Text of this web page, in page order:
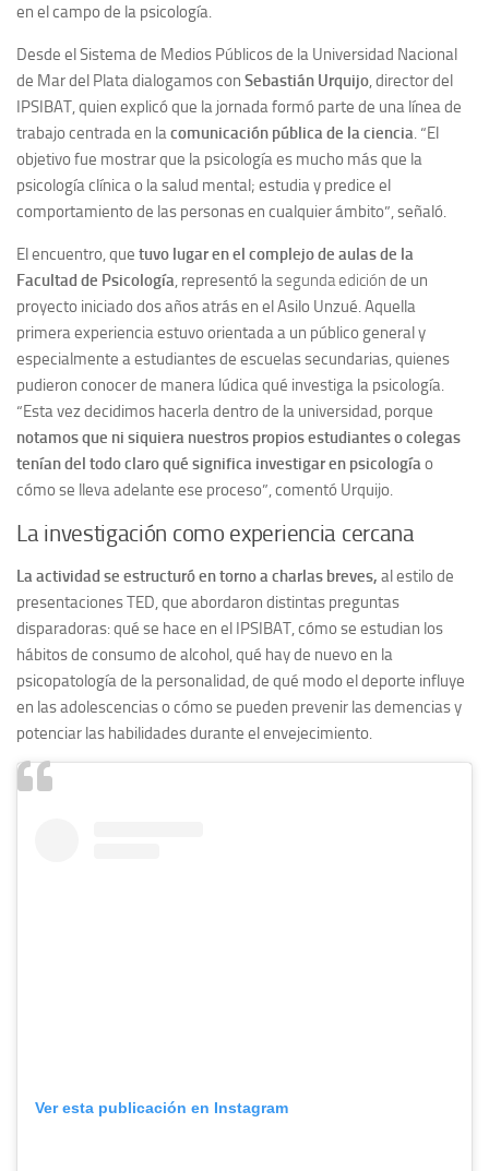
en el campo de la psicología.
Desde el Sistema de Medios Públicos de la Universidad Nacional
de Mar del Plata dialogamos con Sebastián Urquijo, director del
IPSIBAT, quien explicó que la jornada formó parte de una línea de
trabajo centrada en lacomunicación pública de la ciencia. “El
objetivo fue mostrar que la psicología es mucho más que la
psicología clínica o la salud mental; estudia y predice el
comportamiento de las personas en cualquier ámbito”, señaló.
El encuentro, que tuvo lugar en el complejo de aulas de la
Facultad de Psicología, representó lasegunda edición de un
proyecto iniciado dos años atrás en el Asilo Unzué. Aquella
primera experiencia estuvo orientada a un público general y
especialmente a estudiantes de escuelas secundarias, quienes
pudieron conocer de manera lúdica qué investiga la psicología.
“Esta vez decidimos hacerla dentro de la universidad, porque
notamos que ni siquiera nuestros propios estudiantes o colegas
tenían del todo claro qué significa investigar en psicologíao
cómo se lleva adelante ese proceso”, comentó Urquijo.
La investigación como experiencia cercana
La actividad se estructuró en torno a charlas breves, al estilo de
presentaciones TED, que abordaron distintas preguntas
disparadoras: qué se hace en el IPSIBAT, cómo se estudian los
hábitos de consumo de alcohol, qué hay de nuevo en la
psicopatología de la personalidad, de qué modo el deporte influye
en las adolescencias o cómo se pueden prevenir las demencias y
potenciar las habilidades durante el envejecimiento.
Ver esta publicación en Instagram